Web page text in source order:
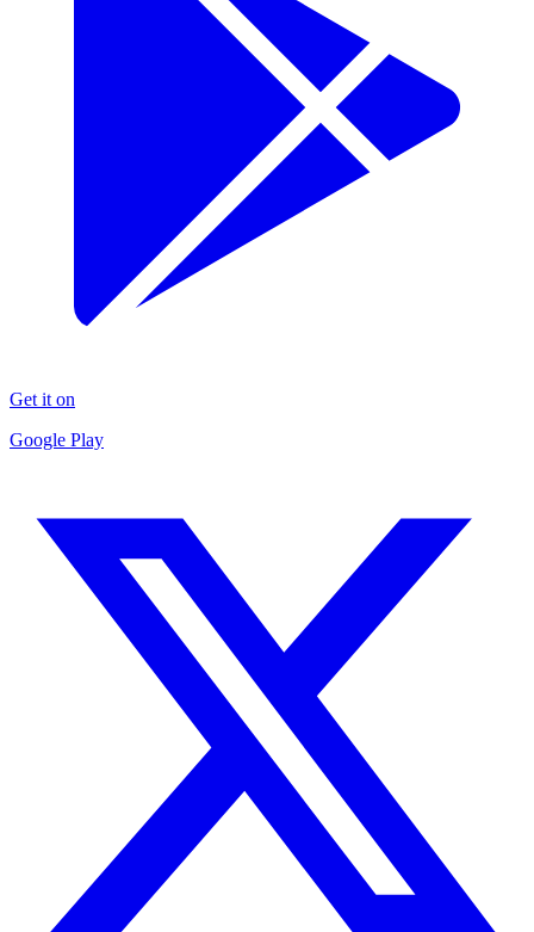
Get it on
Google Play